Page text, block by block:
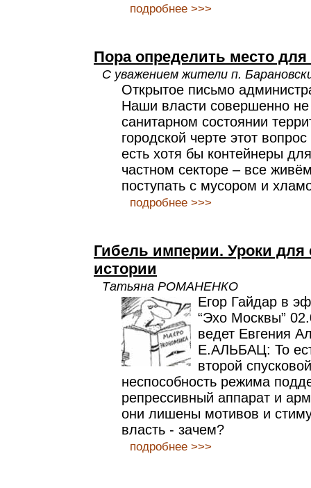
подробнее >>>
Пора определить место для
С уважением жители п.
Открытое письмо
Наши власти совершенно не
санитарном состоянии
городской черте этот
есть хотя бы контейнеры
частном секторе – все
поступать с мусором и
подробнее >>>
Гибель империи. Уроки для
истории
Татьяна РОМАНЕНКО
Егор Гайдар в
“Эхо Москвы”
ведет Евгения
Е.АЛЬБАЦ: То
второй
неспособность режима
репрессивный аппарат и
они лишены мотивов и
власть - зачем?
подробнее >>>